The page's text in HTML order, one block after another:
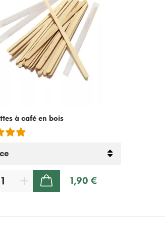
à café en bois
1,90 €